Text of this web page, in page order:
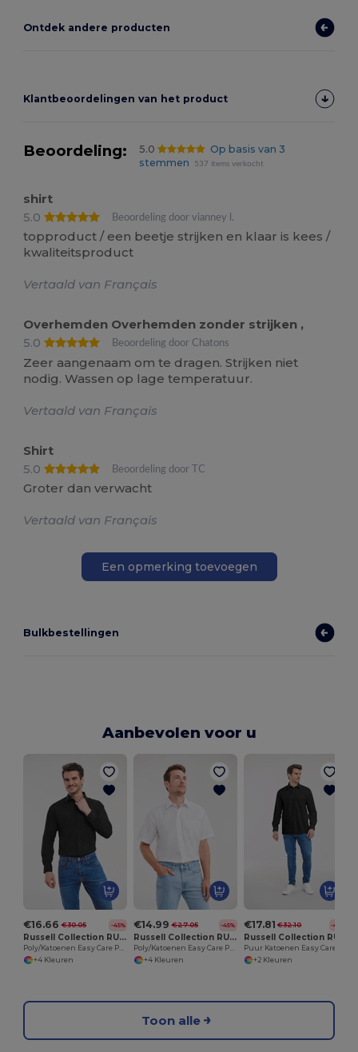
Ontdek andere producten
Klantbeoordelingen van het product
Beoordeling: 5.0
Op basis van 3
stemmen
537 items verkocht
shirt
5.0
Beoordeling door vianney l.
topproduct / een beetje strijken en klaar is kees /
kwaliteitsproduct
Vertaald van Français
Overhemden Overhemden zonder strijken ,
5.0
Beoordeling door Chatons
Zeer aangenaam om te dragen. Strijken niet
nodig. Wassen op lage temperatuur.
Vertaald van Français
Shirt
5.0
Beoordeling door TC
Groter dan verwacht
Vertaald van Français
Een opmerking toevoegen
Bulkbestellingen
Aanbevolen voor u
€16.66 €30.05 -45%
Russell Collection RU934M
Poly/Katoenen Easy Care Poplin Overhemd Met Lange Mouw
+4 Kleuren
€14.99 €27.05 -45%
Russell Collection RU935M
Poly/Katoenen Easy Care Poplin Overhemd Met Korte Mouw
+4 Kleuren
€17.81 €32.10 -45%
+2 Kleuren
Toon alle